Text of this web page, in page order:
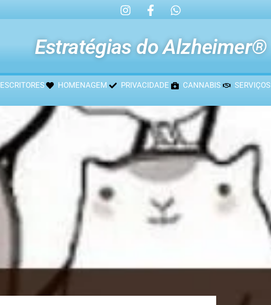
Estratégias do Alzheimer®
ESCRITORES HOMENAGEM PRIVACIDADE CANNABIS SERVIÇOS